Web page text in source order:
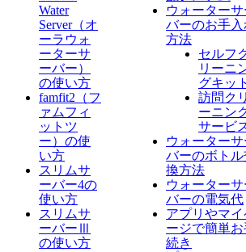
Water
Server​（オ
ーラウォ
ーターサ
ーバー）
の使い方
famfit2（フ
ァムフィ
ットツ
ー）の使
い方
スリムサ
ーバー4の
使い方
スリムサ
ーバーⅢ
の使い方
ウォーター
バーのお手入
方法
セルフ
リーニ
グキッ
訪問ク
ーニン
サービ
ウォーター
バーのボトル
換方法
ウォーター
バーの電気代
アプリやマイ
ージで簡単お
続き